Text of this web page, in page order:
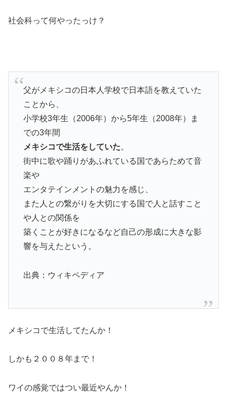
社会科って何やったっけ？
父がメキシコの日本人学校で日本語を教えていた
ことから、
小学校3年生（2006年）から5年生（2008年）ま
での3年間
メキシコで生活をしていた。
街中に歌や踊りがあふれている国であらためて音
楽や
エンタテインメントの魅力を感じ、
また人との繋がりを大切にする国で人と話すこと
や人との関係を
築くことが好きになるなど自己の形成に大きな影
響を与えたという。
出典：ウィキペディア
メキシコで生活してたんか！
しかも２００８年まで！
ワイの感覚ではつい最近やんか！